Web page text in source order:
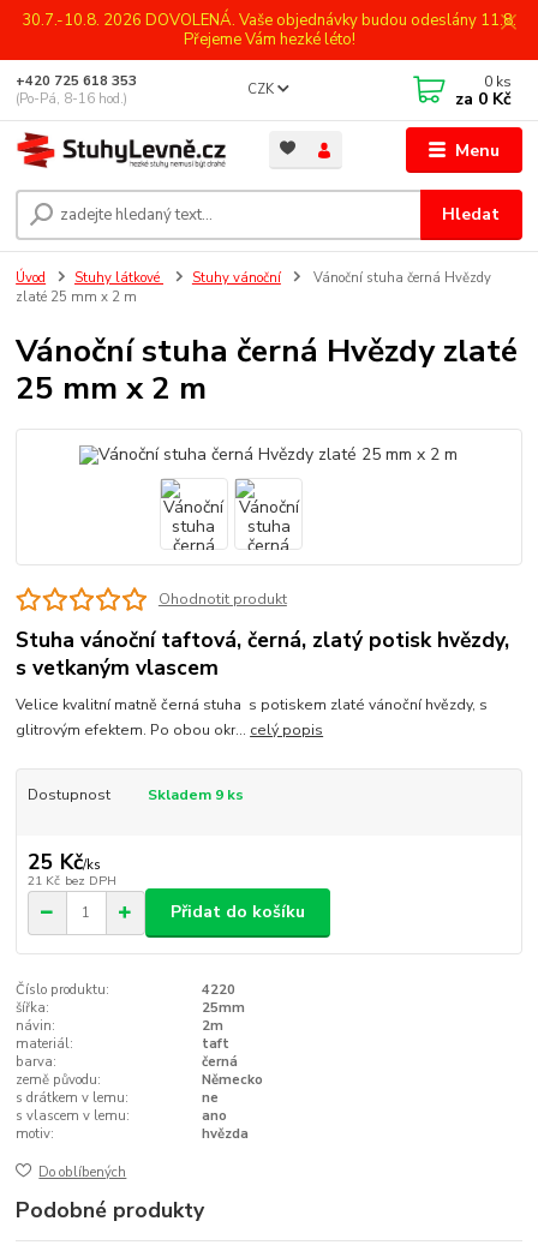
30.7.-10.8. 2026 DOVOLENÁ. Vaše objednávky budou odeslány 11.8.
Přejeme Vám hezké léto!
Menu
CZK
Hledat
+420 725 618 353
(Po-Pá, 8-16 hod.)
0 ks
za 0 Kč
Úvod Stuhy látkové Stuhy vánoční
Vánoční stuha černá Hvězdy
zlaté 25 mm x 2 m
Vánoční stuha černá Hvězdy zlaté
25 mm x 2 m
Ohodnotit produkt
Stuha vánoční taftová, černá, zlatý potisk hvězdy,
s vetkaným vlascem
Velice kvalitní matně černá stuha s potiskem zlaté vánoční hvězdy, s
glitrovým efektem. Po obou okr... celý popis
Dostupnost Skladem 9 ks
25 Kč/ks
21 Kč bez DPH
Přidat do košíku
Číslo produktu:
4220
šířka:
25mm
návin:
2m
materiál:
taft
barva:
černá
země původu:
Německo
s drátkem v lemu:
ne
s vlascem v lemu:
ano
motiv:
hvězda
Do oblíbených
Podobné produkty